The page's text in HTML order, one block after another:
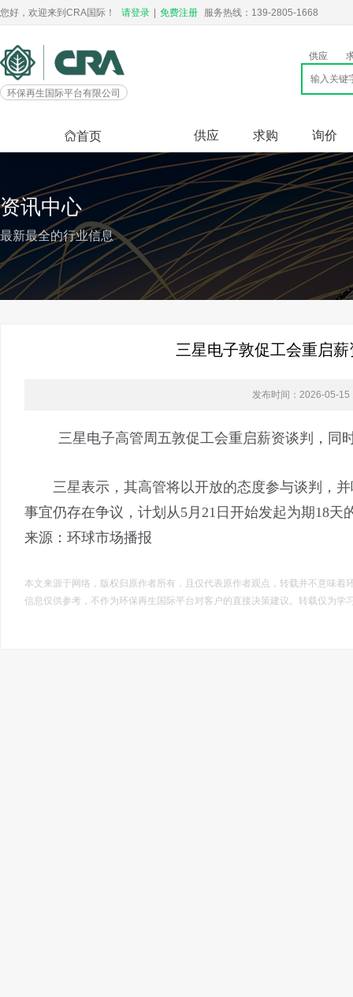
您好，欢迎来到CRA国际！ 请登录 免费注册 服务热线：139-2805-1668
环保再生国际平台有限公司
供应
首页 供应 求购 询价
资讯中心
最新最全的行业信息
三星电子敦促工会重启
发布时间：2026-05-
三星电子高管周五敦促工会重启薪资谈判，同时
三星表示，其高管将以开放的态度参与谈判，并
事宜仍存在争议，计划从5月21日开始发起为期18天
来源： 环球市场播报
本文来源于网络，版权归原作者所有，且仅代表原作者观点，转载并不意味
信息仅供参考，不作为环保再生国际平台对客户的直接决策建议。转载仅为